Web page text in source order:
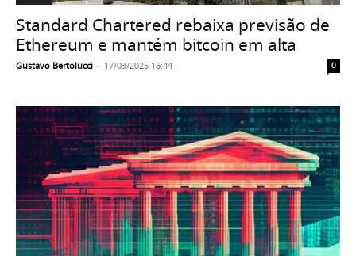
Standard Chartered rebaixa previsão de
Ethereum e mantém bitcoin em alta
Gustavo Bertolucci - 17/03/2025 16:44 0